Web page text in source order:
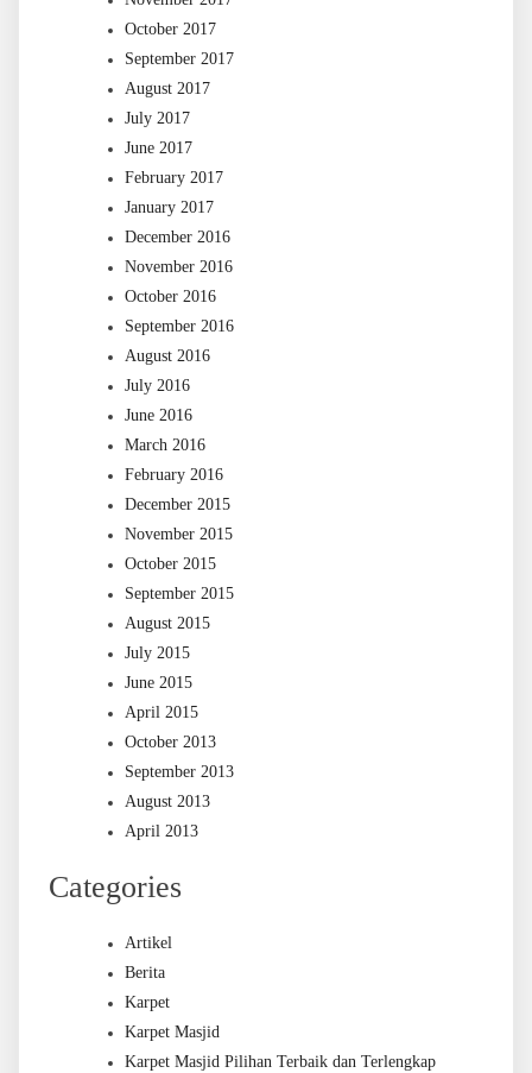
October 2017
September 2017
August 2017
July 2017
June 2017
February 2017
January 2017
December 2016
November 2016
October 2016
September 2016
August 2016
July 2016
June 2016
March 2016
February 2016
December 2015
November 2015
October 2015
September 2015
August 2015
July 2015
June 2015
April 2015
October 2013
September 2013
August 2013
April 2013
Categories
Artikel
Berita
Karpet
Karpet Masjid
Karpet Masjid Pilihan Terbaik dan Terlengkap